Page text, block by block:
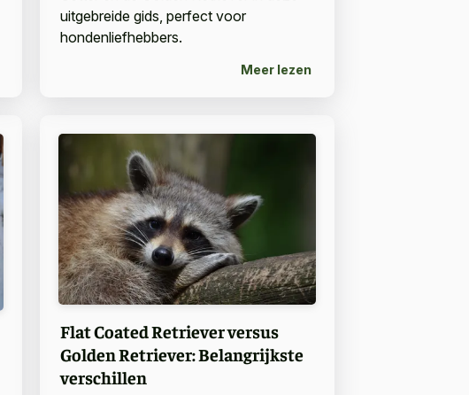
uitgebreide gids, perfect voor
hondenliefhebbers.
Meer lezen
Flat Coated Retriever versus
Golden Retriever: Belangrijkste
verschillen